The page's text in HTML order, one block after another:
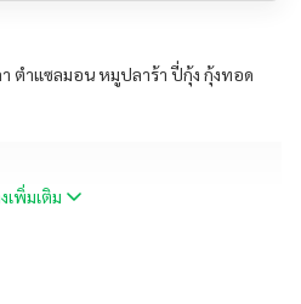
ตำแซลมอน หมูปลาร้า ปี่กุ้ง กุ้งทอด
เพิ่มเติม